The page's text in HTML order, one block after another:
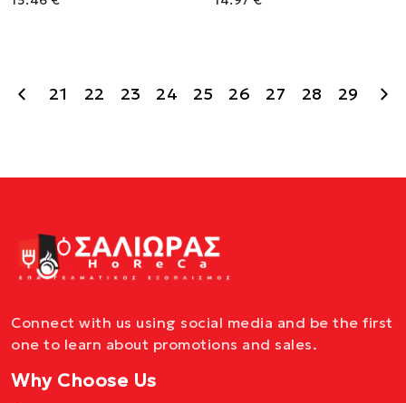
21 22 23 24 25 26 27 28 29
Connect with us using social media and be the first
one to learn about promotions and sales.
Why Choose Us